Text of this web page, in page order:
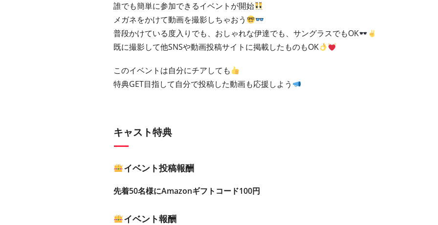
誰でも簡単に参加できるイベントが開始
メガネをかけて動画を撮影しちゃおう
普段かけている度入りでも、おしゃれな伊達でも、サングラスでもOK
既に撮影して他SNSや動画投稿サイトに掲載したものもOK
このイベントは自分にチアしても
特典GET目指して自分で投稿した動画も応援しよう
キャスト特典
イベント投稿報酬
先着50名様にAmazonギフトコード100円
イベント報酬